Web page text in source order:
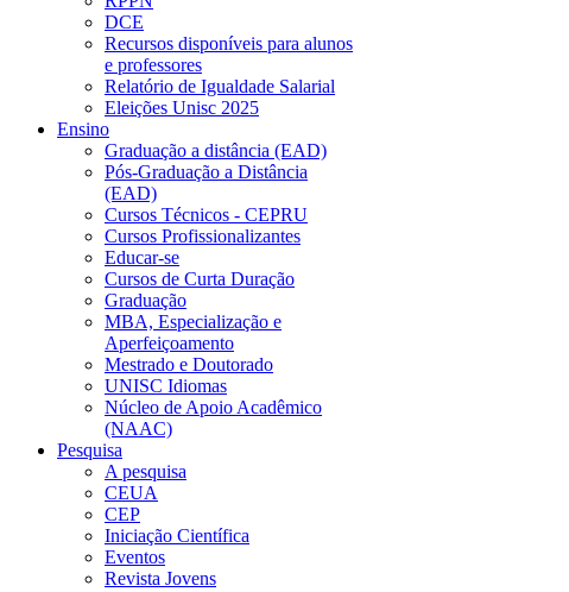
DCE
Recursos disponíveis para alunos
e professores
Relatório de Igualdade Salarial
Eleições Unisc 2025
Ensino
Graduação a distância (EAD)
Pós-Graduação a Distância
(EAD)
Cursos Técnicos - CEPRU
Cursos Profissionalizantes
Educar-se
Cursos de Curta Duração
Graduação
MBA, Especialização e
Aperfeiçoamento
Mestrado e Doutorado
UNISC Idiomas
Núcleo de Apoio Acadêmico
(NAAC)
Pesquisa
A pesquisa
CEUA
CEP
Iniciação Científica
Eventos
Revista Jovens